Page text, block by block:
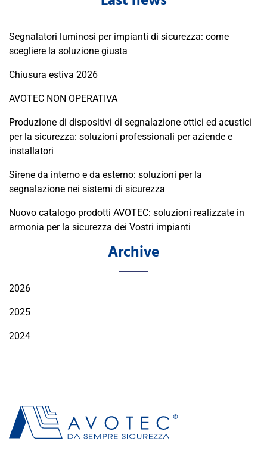
Segnalatori luminosi per impianti di sicurezza: come
scegliere la soluzione giusta
Chiusura estiva 2026
AVOTEC NON OPERATIVA
Produzione di dispositivi di segnalazione ottici ed acustici
per la sicurezza: soluzioni professionali per aziende e
installatori
Sirene da interno e da esterno: soluzioni per la
segnalazione nei sistemi di sicurezza
Nuovo catalogo prodotti AVOTEC: soluzioni realizzate in
armonia per la sicurezza dei Vostri impianti
Archive
2026
2025
2024